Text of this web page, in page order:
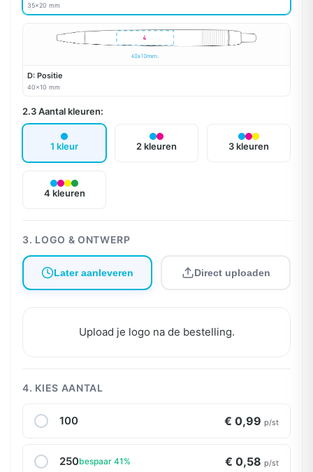
35x20 mm
D: Positie
40x10 mm
2.3 Aantal kleuren:
1 kleur 2 kleuren 3 kleuren
4 kleuren
3. LOGO & ONTWERP
Later aanleveren Direct uploaden
Upload je logo na de bestelling.
4. KIES AANTAL
100 € 0,99 p/st
250bespaar 41% € 0,58 p/st